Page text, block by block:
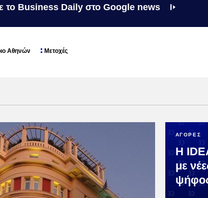
το Business Daily στο Google news
Αθηνών Μετοχές
ΑΓΟΡΕΣ
Η
με